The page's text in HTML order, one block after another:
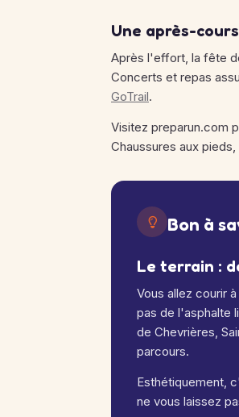
Une après-
Après l'effort, la fête
Concerts et repas
GoTrail.
Visitez preparun.com
Chaussures aux
Bon à
Le terrain :
Vous allez courir
pas de l'asphalte
de Chevrières,
parcours.
Esthétiquement,
ne vous laissez